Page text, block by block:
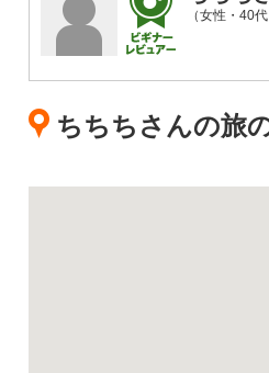
（女性・40代
ちちちさんの旅